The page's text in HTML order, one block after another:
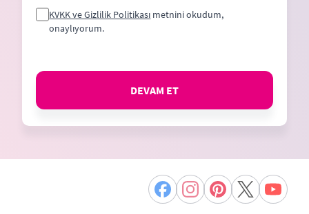
KVKK ve Gizlilik Politikası metnini okudum,
onaylıyorum.
DEVAM ET